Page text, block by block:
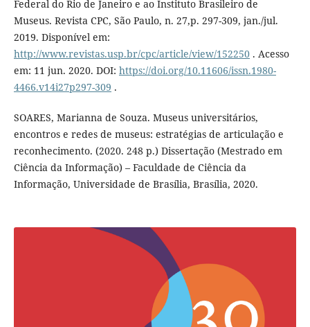
Federal do Rio de Janeiro e ao Instituto Brasileiro de
Museus. Revista CPC, São Paulo, n. 27,p. 297-309, jan./jul.
2019. Disponível em:
http://www.revistas.usp.br/cpc/article/view/152250. Acesso
em: 11 jun. 2020. DOI: https://doi.org/10.11606/issn.1980-
4466.v14i27p297-309 .
SOARES, Marianna de Souza. Museus universitários,
encontros e redes de museus: estratégias de articulação e
reconhecimento. (2020. 248 p.) Dissertação (Mestrado em
Ciência da Informação) – Faculdade de Ciência da
Informação, Universidade de Brasília, Brasília, 2020.